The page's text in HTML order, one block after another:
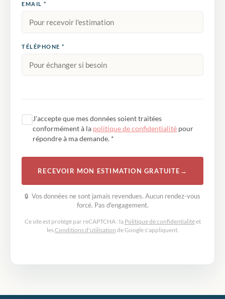
EMAIL *
TÉLÉPHONE *
J'accepte que mes données soient traitées
conformément à la politique de confidentialité pour
répondre à ma demande. *
RECEVOIR MON ESTIMATION GRATUITE →
🔒 Vos données ne sont jamais revendues. Aucun rendez-vous
forcé. Pas d'engagement.
Ce site est protégé par reCAPTCHA : la Politique de confidentialitéet
lesConditions d'utilisation de Google s'appliquent.